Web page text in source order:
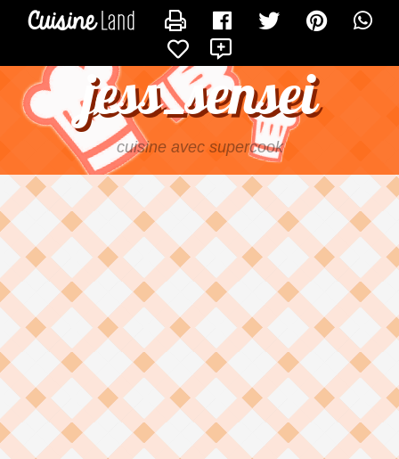
jess_sensei
cuisine avec supercook
CONTACTER JESS_SENSEI